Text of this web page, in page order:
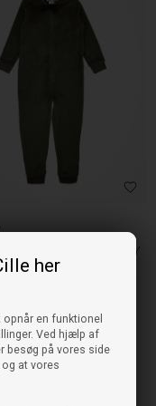
her
en funktionel
Ved hjælp af
besøg på vores side
at vores
"jumpsuit" - ISAK - DUSTY